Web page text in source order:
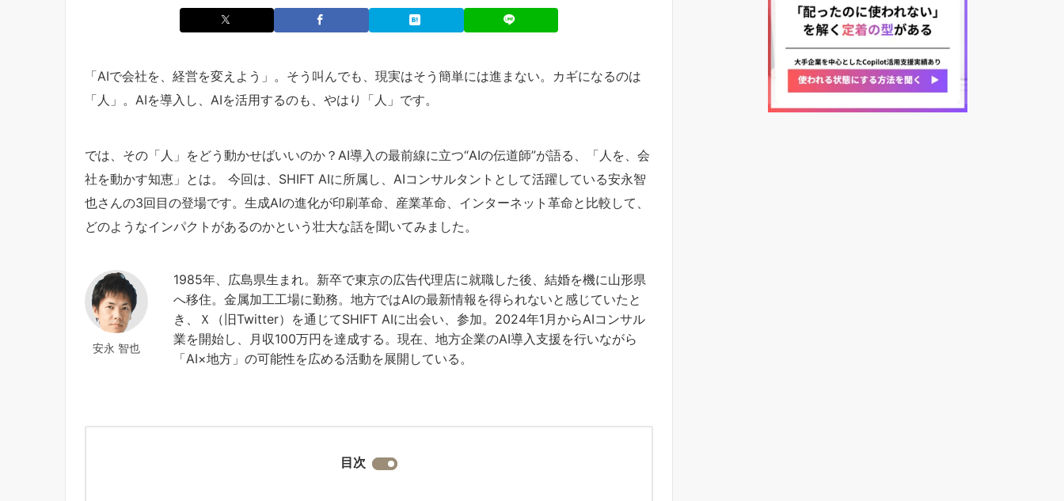
「AIで会社を、経営を変えよう」。そう叫んでも、現実はそう簡単には進まない。カギになるのは
「人」。AIを導入し、AIを活用するのも、やはり「人」です。
では、その「人」をどう動かせばいいのか？AI導入の最前線に立つ“AIの伝道師”が語る、「人を、会
社を動かす知恵」とは。 今回は、SHIFT AIに所属し、AIコンサルタントとして活躍している安永智
也さんの3回目の登場です。生成AIの進化が印刷革命、産業革命、インターネット革命と比較して、
どのようなインパクトがあるのかという壮大な話を聞いてみました。
安永 智也
1985年、広島県生まれ。新卒で東京の広告代理店に就職した後、結婚を機に山形県
へ移住。金属加工工場に勤務。地方ではAIの最新情報を得られないと感じていたと
き、Ｘ（旧Twitter）を通じてSHIFT AIに出会い、参加。2024年1月からAIコンサル
業を開始し、月収100万円を達成する。現在、地方企業のAI導入支援を行いながら
「AI×地方」の可能性を広める活動を展開している。
目次